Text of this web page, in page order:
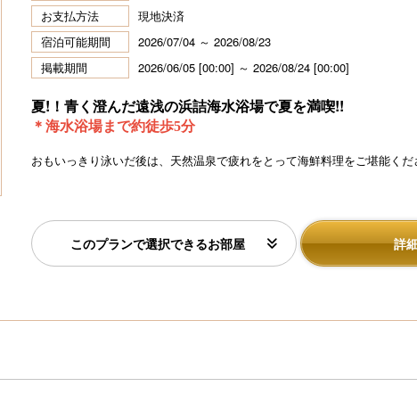
お支払方法
現地決済
宿泊可能期間
2026/07/04 ～ 2026/08/23
掲載期間
2026/06/05 [00:00] ～ 2026/08/24 [00:00]
夏!！青く澄んだ遠浅の浜詰海水浴場で夏を満喫!!
＊海水浴場まで約徒歩5分
おもいっきり泳いだ後は、天然温泉で疲れをとって海鮮料理をご堪能くだ
詳
このプランで選択できるお部屋